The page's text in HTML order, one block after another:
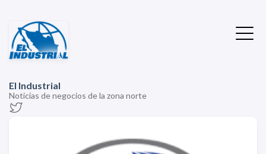
El Industrial
Noticias de negocios de la zona norte